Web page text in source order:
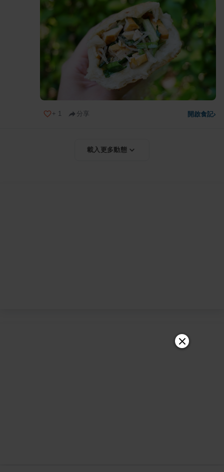
+ 1 分享 開啟食記›
載入更多動態